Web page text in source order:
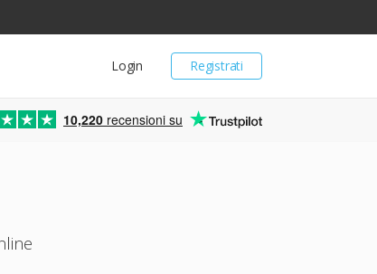
Registrati
Login
10,220 recensioni su